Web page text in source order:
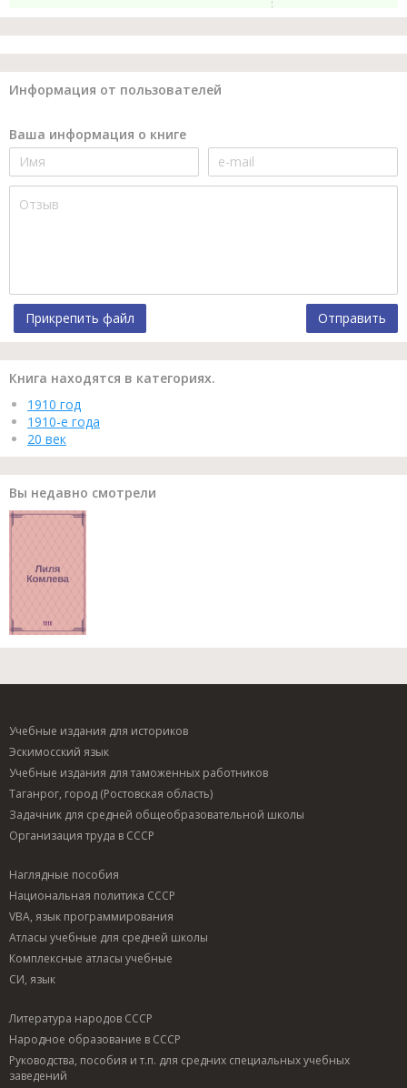
Информация от пользователей
Ваша информация о книге
Прикрепить файл Отправить
Книга находятся в категориях.
1910 год
1910-е года
20 век
Вы недавно смотрели
Учебные издания для историков
Эскимосский язык
Учебные издания для таможенных работников
Таганрог, город (Ростовская область)
Задачник для средней общеобразовательной школы
Организация труда в СССР
Наглядные пособия
Национальная политика СССР
VBA, язык программирования
Атласы учебные для средней школы
Комплексные атласы учебные
СИ, язык
Литература народов СССР
Народное образование в СССР
Руководства, пособия и т.п. для средних специальных учебных
заведений